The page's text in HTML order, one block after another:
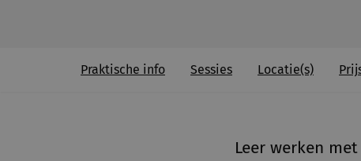
Praktische info Sessies Locatie(s)
Leer werken